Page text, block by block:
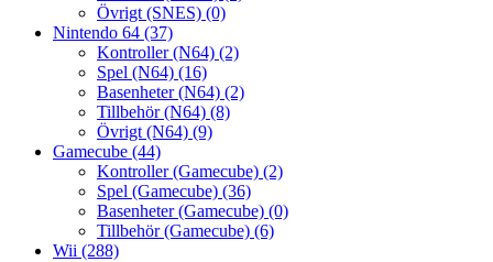
Övrigt (SNES) (0)
Nintendo 64 (37)
Kontroller (N64) (2)
Spel (N64) (16)
Basenheter (N64) (2)
Tillbehör (N64) (8)
Övrigt (N64) (9)
Gamecube (44)
Kontroller (Gamecube) (2)
Spel (Gamecube) (36)
Basenheter (Gamecube) (0)
Tillbehör (Gamecube) (6)
Wii (288)